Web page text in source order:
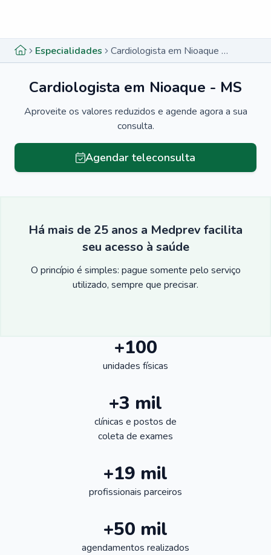
Especialidades Cardiologista em Nioaque - MS
Cardiologista em Nioaque - MS
Aproveite os valores reduzidos e agende agora a sua
consulta.
Agendar teleconsulta
Há mais de 25 anos a Medprev facilita
seu acesso à saúde
O princípio é simples: pague somente pelo serviço
utilizado, sempre que precisar.
+100
unidades físicas
+3 mil
clínicas e postos de
coleta de exames
+19 mil
profissionais parceiros
+50 mil
agendamentos realizados